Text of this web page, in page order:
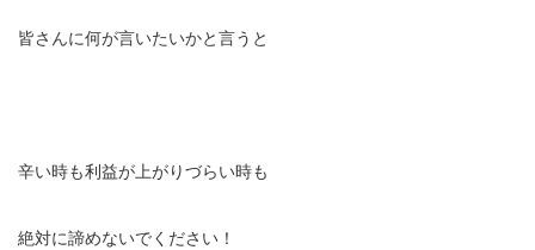
皆さんに何が言いたいかと言うと
辛い時も利益が上がりづらい時も
絶対に諦めないでください！